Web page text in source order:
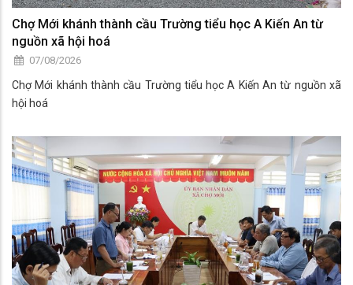
Chợ Mới khánh thành cầu Trường tiểu học A Kiến An từ
nguồn xã hội hoá
07/08/2026
Chợ Mới khánh thành cầu Trường tiểu học A Kiến An từ nguồn xã
hội hoá